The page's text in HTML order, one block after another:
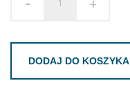
DODAJ DO KOSZYKA